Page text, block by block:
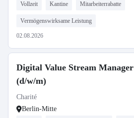
Vollzeit Kantine Mitarbeiterrabatte
Vermögenswirksame Leistung
02.08.2026
Digital Value Stream Manager
(d/w/m)
Charité
Berlin-Mitte